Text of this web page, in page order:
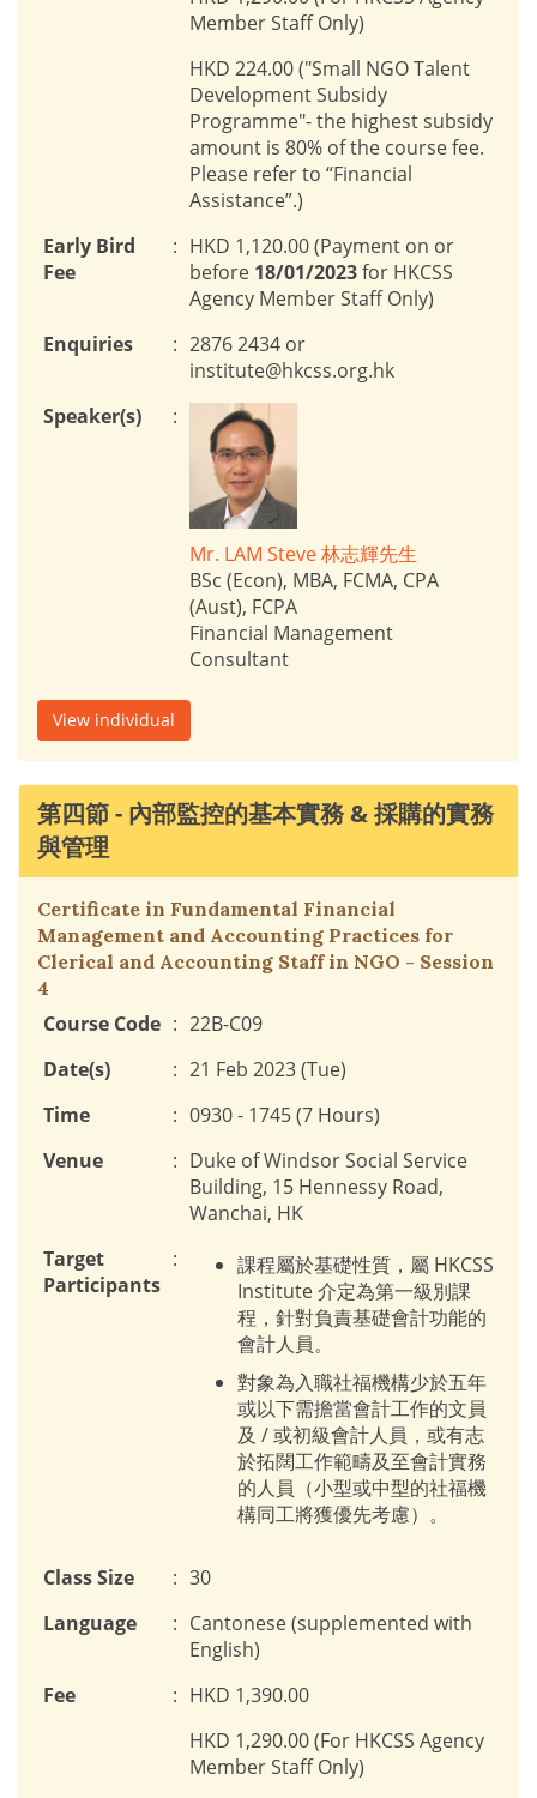
Member Staff Only)
HKD 224.00 ("Small NGO Talent
Development Subsidy
Programme"- the highest subsidy
amount is 80% of the course fee.
Please refer to “Financial
Assistance”.)
Early Bird
Fee
: HKD 1,120.00 (Payment on or
before 18/01/2023for HKCSS
Agency Member Staff Only)
Enquiries
: 2876 2434 or
institute@hkcss.org.hk
Speaker(s)
:
Mr. LAM Steve 林志輝先生
BSc (Econ), MBA, FCMA, CPA
(Aust), FCPA
Financial Management
Consultant
View individual
第四節 - 內部監控的基本實務 & 採購的實務
與管理
Certificate in Fundamental Financial
Management and Accounting Practices for
Clerical and Accounting Staff in NGO - Session
4
Course Code : 22B-C09
Date(s)
: 21 Feb 2023 (Tue)
Time
: 0930 - 1745 (7 Hours)
Venue
: Duke of Windsor Social Service
Building, 15 Hennessy Road,
Wanchai, HK
Target
Participants
:
課程屬於基礎性質，屬 HKCSS
Institute 介定為第一級別課
程，針對負責基礎會計功能的
會計人員。
對象為入職社福機構少於五年
或以下需擔當會計工作的文員
及 / 或初級會計人員，或有志
於拓闊工作範疇及至會計實務
的人員（小型或中型的社福機
構同工將獲優先考慮）。
Class Size : 30
Language
: Cantonese (supplemented with
English)
Fee
: HKD 1,390.00
HKD 1,290.00 (For HKCSS Agency
Member Staff Only)